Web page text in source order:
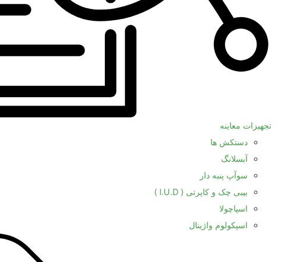
تجهیزات معاینه
دستکش ها
آبسلانگ
سوآپ پنبه دار
بیبی چک و کاپرتی ( l.U.D )
اسپاچولا
اسپکولوم واژینال